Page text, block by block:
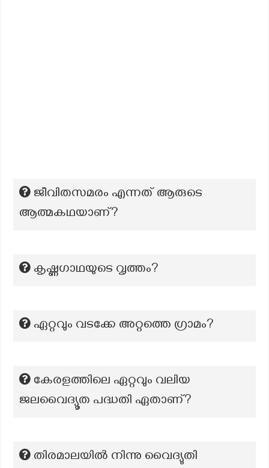
ജീവിതസമരം എന്നത് ആരുടെ
ആത്മകഥയാണ്?
കൃഷ്ണഗാഥയുടെ വൃത്തം?
ഏറ്റവും വടക്കേ അറ്റത്തെ ഗ്രാമം?
കേരളത്തിലെ ഏറ്റവും വലിയ
ജലവൈദ്യൂത പദ്ധതി ഏതാണ്?
തിരമാലയിൽ നിന്നു വൈദ്യുതി